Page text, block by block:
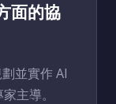
面的協
並實作 AI
主導。